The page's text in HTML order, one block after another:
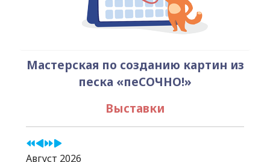
Мастерская по созданию картин из
песка «пеСОЧНО!»
Выставки
Август 2026